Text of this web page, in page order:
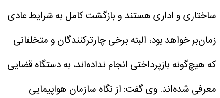
ساختاری و اداری هستند و بازگشت کامل به شرایط عادی
زمان‌بر خواهد بود، البته برخی چارترکنندگان و متخلفانی
که هیچ‌گونه بازپرداختی انجام نداده‌اند، به دستگاه قضایی
معرفی شده‌اند. وی گفت: از نگاه سازمان هواپیمایی